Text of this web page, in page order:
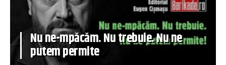
Nu ne-mpăcăm. Nu trebuie. Nu ne
putem permite